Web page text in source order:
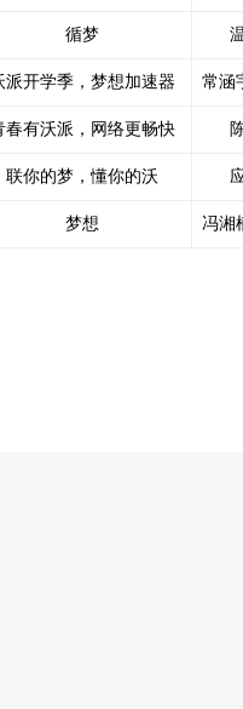
循梦
派开学季，梦想加速器 常涵
春有沃派，网络更畅快
联你的梦，懂你的沃
梦想 冯湘